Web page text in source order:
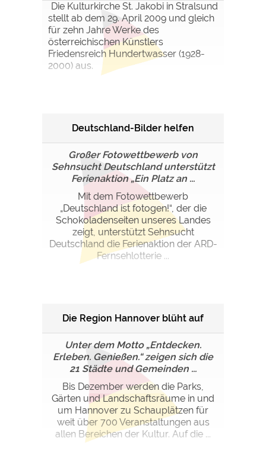
Die Kulturkirche St. Jakobi in Stralsund
stellt ab dem 29. April 2009 und gleich
für zehn Jahre Werke des
österreichischen Künstlers
Friedensreich Hundertwasser (1928-
2000) aus.
Deutschland-Bilder helfen
Großer Fotowettbewerb von
Sehnsucht Deutschland unterstützt
Ferienaktion „Ein Platz an ...
Mit dem Fotowettbewerb
„Deutschland ist fotogen!“, der die
Schokoladenseiten unseres Landes
zeigt, unterstützt Sehnsucht
Deutschland die Ferienaktion der ARD-
Fernsehlotterie ...
Die Region Hannover blüht auf
Unter dem Motto „Entdecken.
Erleben. Genießen.“ zeigen sich die
21 Städte und Gemeinden ...
Bis Dezember werden die Parks,
Gärten und Landschaftsräume in und
um Hannover zu Schauplätzen für
weit über 700 Veranstaltungen aus
allen Bereichen der Kultur. Auf die ...